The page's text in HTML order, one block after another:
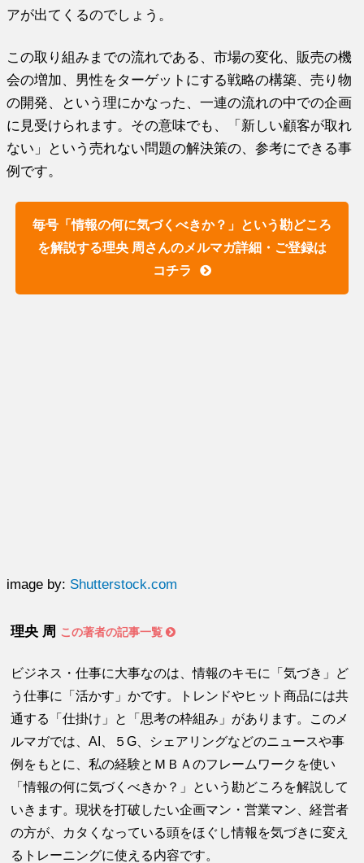
アが出てくるのでしょう。
この取り組みまでの流れである、市場の変化、販売の機
会の増加、男性をターゲットにする戦略の構築、売り物
の開発、という理にかなった、一連の流れの中での企画
に見受けられます。その意味でも、「新しい顧客が取れ
ない」という売れない問題の解決策の、参考にできる事
例です。
毎号「情報の何に気づくべきか？」という勘どころ
を解説する理央 周さんのメルマガ詳細・ご登録は
コチラ
image by: Shutterstock.com
理央 周 この著者の記事一覧
ビジネス・仕事に大事なのは、情報のキモに「気づき」ど
う仕事に「活かす」かです。トレンドやヒット商品には共
通する「仕掛け」と「思考の枠組み」があります。このメ
ルマガでは、AI、５G、シェアリングなどのニュースや事
例をもとに、私の経験とＭＢＡのフレームワークを使い
「情報の何に気づくべきか？」という勘どころを解説して
いきます。現状を打破したい企画マン・営業マン、経営者
の方が、カタくなっている頭をほぐし情報を気づきに変え
るトレーニングに使える内容です。